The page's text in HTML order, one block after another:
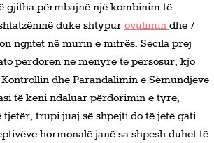
gjitha përmbajnë një kombinim të
duke shtypur ovulimindhe /
ngjitet në murin e mitrës. Secila prej
përdoren në mënyrë të përsosur, kjo
dhe Parandalimin e Sëmundjeve
të keni ndaluar përdorimin e tyre,
trupi juaj së shpejti do të jetë gati.
hormonalë janë sa shpesh duhet të